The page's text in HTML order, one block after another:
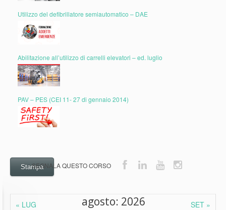
Utilizzo del defibrillatore semiautomatico – DAE
Abilitazione all’utilizzo di carrelli elevatori – ed. luglio
PAV – PES (CEI 11- 27 di gennaio 2014)
Stampa
« LUG SET »
agosto: 2026